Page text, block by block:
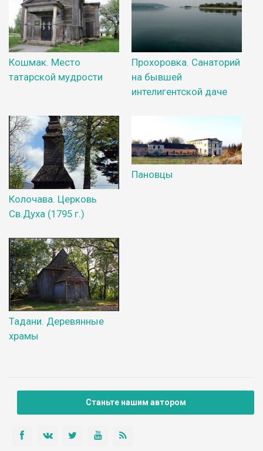
Кошмак. Место
татарской мудрости
Прохоровка. Санаторий
на бывшей
интелигентской даче
Колочава. Церковь
Св.Духа (1795 г.)
Пановцы
Тадани. Деревянные
храмы
Станьте нашим автором